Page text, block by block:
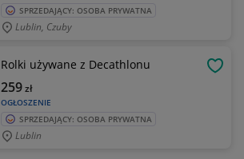
SPRZEDAJĄCY: OSOBA PRYWATNA
Lublin, Czuby
Rolki używane z Decathlonu
OGŁOSZENIE
259zł
SPRZEDAJĄCY: OSOBA PRYWATNA
Lublin